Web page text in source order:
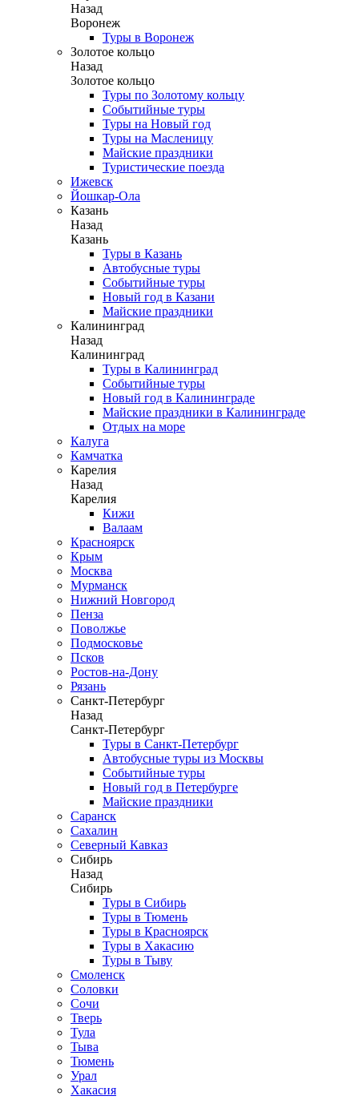
Назад
Воронеж
Туры в Воронеж
Золотое кольцо
Назад
Золотое кольцо
Туры по Золотому кольцу
Событийные туры
Туры на Новый год
Туры на Масленицу
Майские праздники
Туристические поезда
Ижевск
Йошкар-Ола
Казань
Назад
Казань
Туры в Казань
Автобусные туры
Событийные туры
Новый год в Казани
Майские праздники
Калининград
Назад
Калининград
Туры в Калининград
Событийные туры
Новый год в Калининграде
Майские праздники в Калининграде
Отдых на море
Калуга
Камчатка
Карелия
Назад
Карелия
Кижи
Валаам
Красноярск
Крым
Москва
Мурманск
Нижний Новгород
Пенза
Поволжье
Подмосковье
Псков
Ростов-на-Дону
Рязань
Санкт-Петербург
Назад
Санкт-Петербург
Туры в Санкт-Петербург
Автобусные туры из Москвы
Событийные туры
Новый год в Петербурге
Майские праздники
Саранск
Сахалин
Северный Кавказ
Сибирь
Назад
Сибирь
Туры в Сибирь
Туры в Тюмень
Туры в Красноярск
Туры в Хакасию
Туры в Тыву
Смоленск
Соловки
Сочи
Тверь
Тула
Тыва
Тюмень
Урал
Хакасия